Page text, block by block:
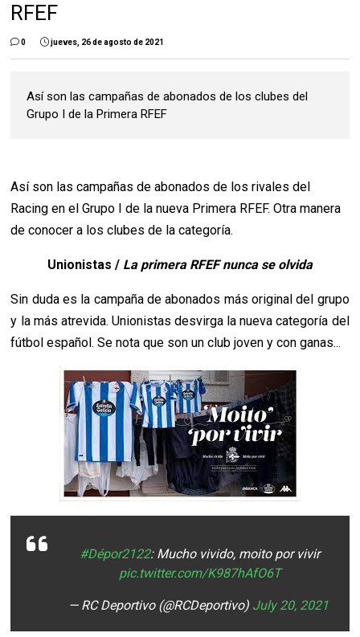
RFEF
0 jueves, 26 de agosto de 2021
Así son las campañas de abonados de los clubes del
Grupo I de la Primera RFEF
Así son las campañas de abonados de los rivales del
Racing en el Grupo I de la nueva Primera RFEF. Otra manera
de conocer a los clubes de la categoría.
Unionistas / La primera RFEF nunca se olvida
Sin duda es la campaña de abonados más original del grupo
y la más atrevida. Unionistas desvirga la nueva categoría del
fútbol español. Se nota que son un club joven y con ganas...
#Dépor2122: Mucho vivido, moito por vivir
pic.twitter.com/K987hAfO6T
— RC Deportivo (@RCDeportivo) July 20, 2021